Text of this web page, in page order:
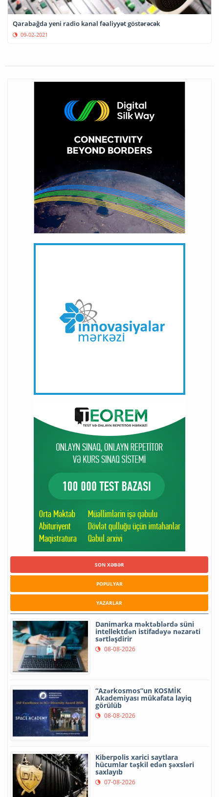
Qarabağda yeni radio kanal fəaliyyət göstərəcək
09-02-2021
SON XƏBƏR
POPULYAR
YAZARLAR
Danimarka məktəblərdə süni
intellektdən istifadəyə nəzarəti
sərtləşdirir
08-08-2026
“Azərkosmos”un KOSMİK
Akademiyası mükafata layiq
görülüb
08-08-2026
Kiberpolis xarici saytlara
hücumlar təşkil edən şəxsləri
saxlayıb
07-08-2026